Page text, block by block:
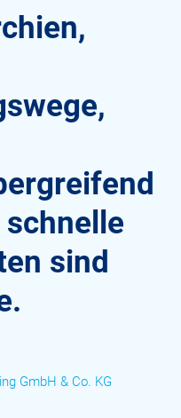
sind
GmbH & Co. KG